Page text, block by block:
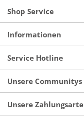
Shop Service
Informationen
Service Hotline
Unsere Communitys
Unsere